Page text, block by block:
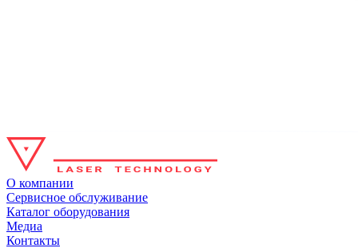
О компании
Сервисное обслуживание
Каталог оборудования
Медиа
Контакты